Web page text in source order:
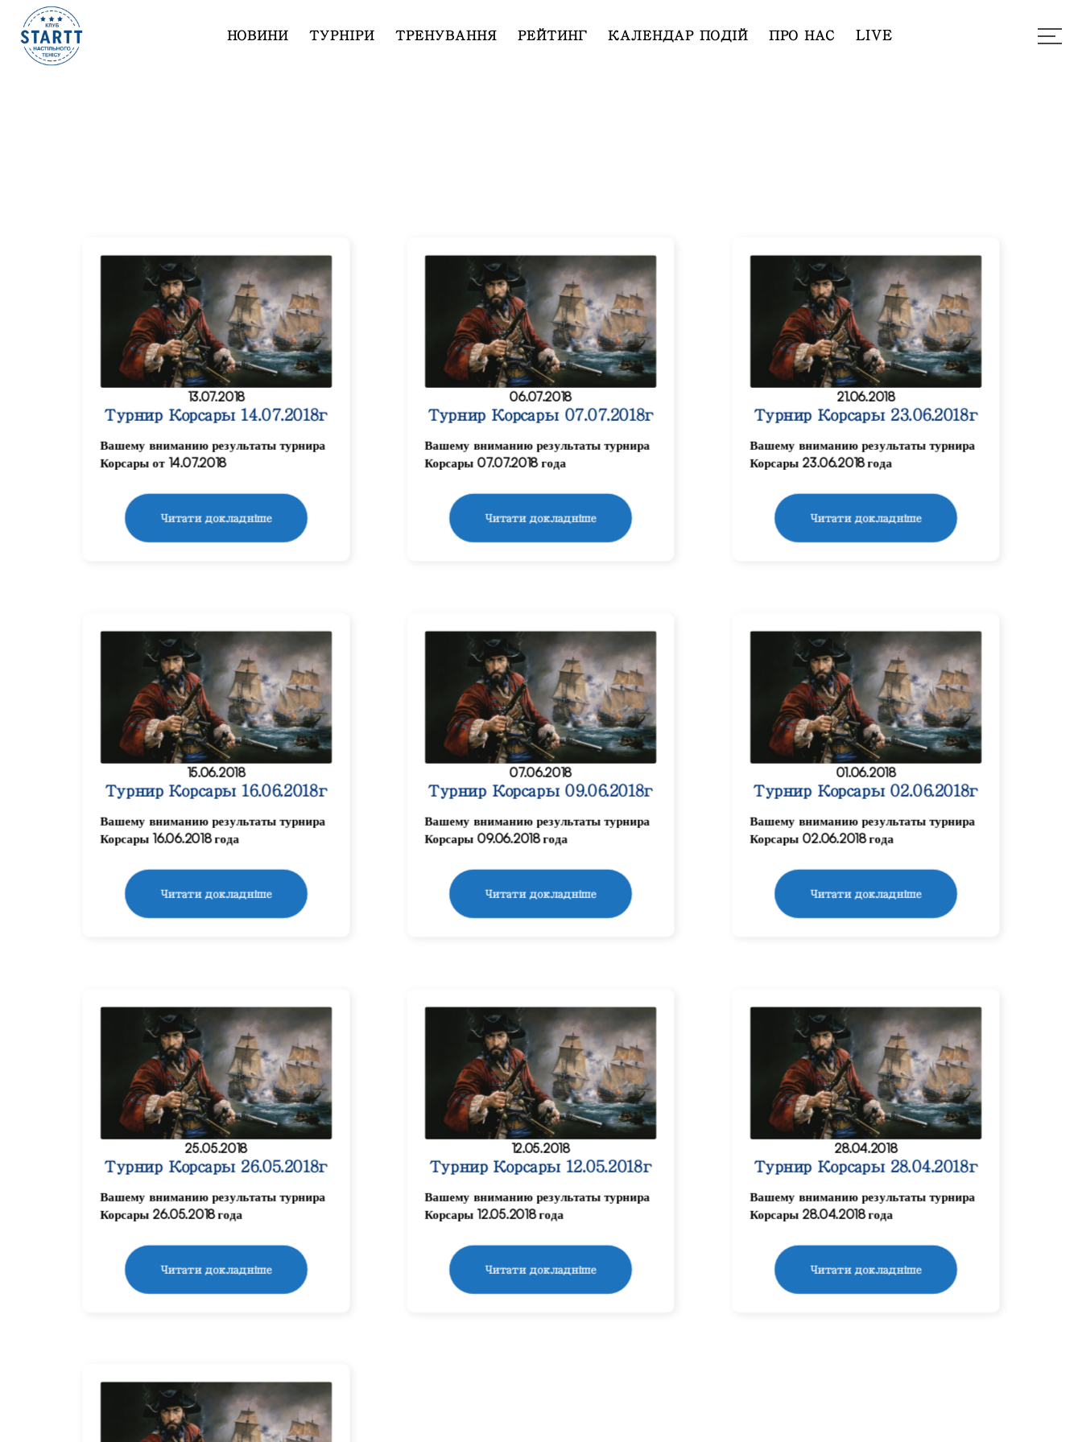
НОВИНИ ТУРНІРИ ТРЕНУВАННЯ РЕЙТИНГ КАЛЕНДАР ПОДІЙ ПРО НАС LIVE
13.07.2018
Турнир Корсары 14.07.2018г
Вашему вниманию результаты турнира
Корсары от 14.07.2018
Читати докладніше
06.07.2018
Турнир Корсары 07.07.2018г
Вашему вниманию результаты турнира
Корсары 07.07.2018 года
Читати докладніше
21.06.2018
Турнир Корсары 23.06.2018г
Вашему вниманию результаты турнира
Корсары 23.06.2018 года
Читати докладніше
15.06.2018
Турнир Корсары 16.06.2018г
Вашему вниманию результаты турнира
Корсары 16.06.2018 года
Читати докладніше
07.06.2018
Турнир Корсары 09.06.2018г
Вашему вниманию результаты турнира
Корсары 09.06.2018 года
Читати докладніше
01.06.2018
Турнир Корсары 02.06.2018г
Вашему вниманию результаты турнира
Корсары 02.06.2018 года
Читати докладніше
25.05.2018
Турнир Корсары 26.05.2018г
Вашему вниманию результаты турнира
Корсары 26.05.2018 года
Читати докладніше
12.05.2018
Турнир Корсары 12.05.2018г
Вашему вниманию результаты турнира
Корсары 12.05.2018 года
Читати докладніше
28.04.2018
Турнир Корсары 28.04.2018г
Вашему вниманию результаты турнира
Корсары 28.04.2018 года
Читати докладніше